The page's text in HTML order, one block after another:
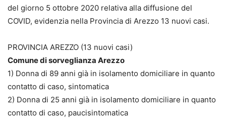
del giorno 5 ottobre 2020 relativa alla diffusione del
COVID, evidenzia nella Provincia di Arezzo 13 nuovi casi.
PROVINCIA AREZZO (13 nuovi casi)
Comune di sorveglianza Arezzo
1) Donna di 89 anni già in isolamento domiciliare in quanto
contatto di caso, sintomatica
2) Donna di 25 anni già in isolamento domiciliare in quanto
contatto di caso, paucisintomatica